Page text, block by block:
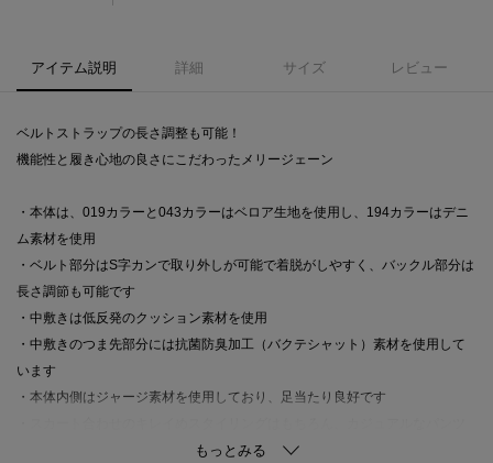
アイテム説明 詳細 サイズ レビュー
ベルトストラップの長さ調整も可能！
機能性と履き心地の良さにこだわったメリージェーン
・本体は、019カラーと043カラーはベロア生地を使用し、194カラーはデニ
ム素材を使用
・ベルト部分はS字カンで取り外しが可能で着脱がしやすく、バックル部分は
長さ調節も可能です
・中敷きは低反発のクッション素材を使用
・中敷きのつま先部分には抗菌防臭加工（バクテシャット）素材を使用して
います
・本体内側はジャージ素材を使用しており、足当たり良好です
スタイリングにも合わせやすくデザイン性の高いアイテムです